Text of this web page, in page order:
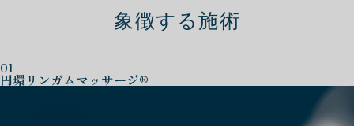
象徴する施術
01
円環リンガムマッサージ®